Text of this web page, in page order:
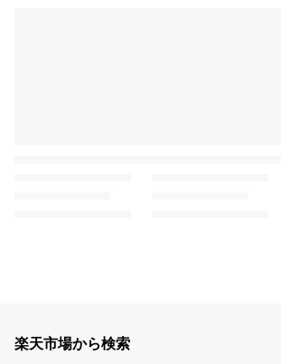
楽天市場から検索